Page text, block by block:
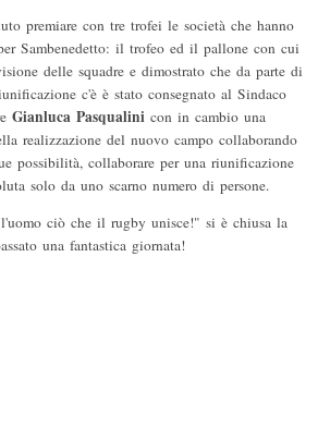
premiare con tre trofei le società che hanno
Sambenedetto: il trofeo ed il pallone con cui
delle squadre e dimostrato che da parte di
c'è è stato consegnato al Sindaco
Gianluca Pasqualini con in cambio una
realizzazione del nuovo campo collaborando
possibilità, collaborare per una riunificazione
solo da uno scarno numero di persone.
ciò che il rugby unisce!" si è chiusa la
una fantastica giornata!